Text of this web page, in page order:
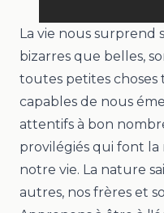
La vie nous surprend
bizarres que belles,
toutes petites choses
capables de nous
attentifs à bon
provilégiés qui font la
notre vie. La nature
autres, nos frères et